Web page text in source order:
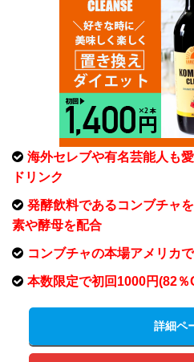
海外セレブや有名芸能人も
ドリンク
発酵飲料であるコンブチャ
素や酵母を配合
コンブチャの本場アメリカ
本数限定で初回1000円(82％
詳細ペ